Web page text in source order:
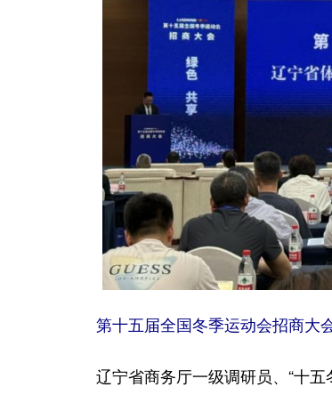
第十五届全国冬季运动会招商大
辽宁省商务厅一级调研员、“十五